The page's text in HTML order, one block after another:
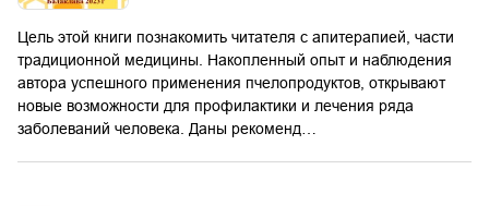
Цель этой книги познакомить читателя с апитерапией, части
традиционной медицины. Накопленный опыт и наблюдения
автора успешного применения пчелопродуктов, открывают
новые возможности для профилактики и лечения ряда
заболеваний человека. Даны рекоменд…